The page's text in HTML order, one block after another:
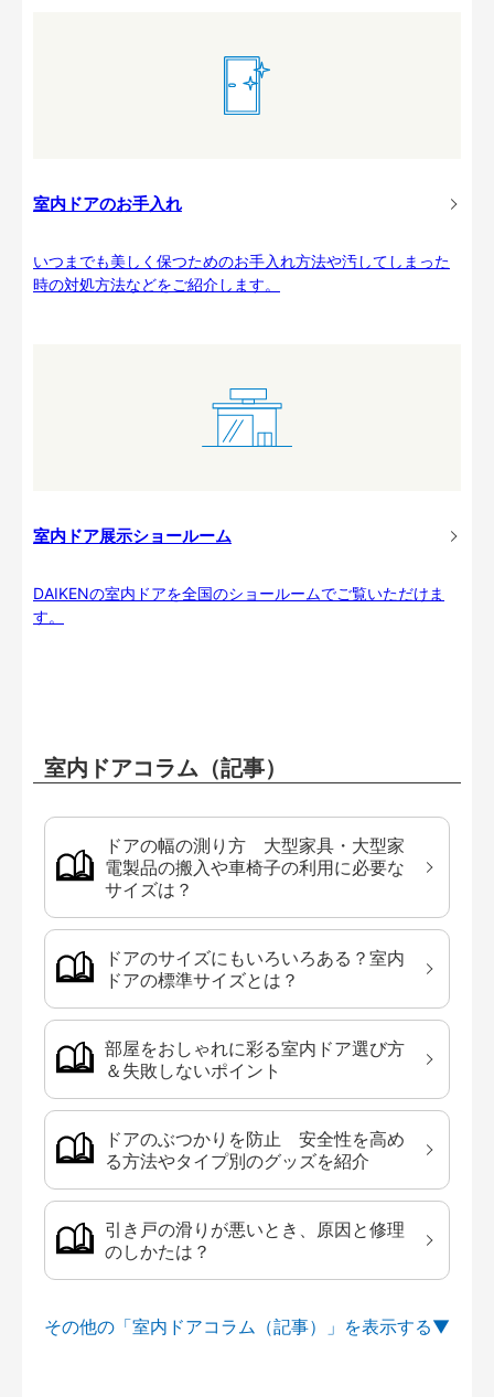
室内ドアのお手入れ
いつまでも美しく保つためのお手入れ方法や汚してしまった
時の対処方法などをご紹介します。
室内ドア展示ショールーム
DAIKENの室内ドアを全国のショールームでご覧いただけま
す。
室内ドアコラム（記事）
ドアの幅の測り方 大型家具・大型家
電製品の搬入や車椅子の利用に必要な
サイズは？
ドアのサイズにもいろいろある？室内
ドアの標準サイズとは？
部屋をおしゃれに彩る室内ドア選び方
＆失敗しないポイント
ドアのぶつかりを防止 安全性を高め
る方法やタイプ別のグッズを紹介
引き戸の滑りが悪いとき、原因と修理
のしかたは？
その他の「室内ドアコラム（記事）」を